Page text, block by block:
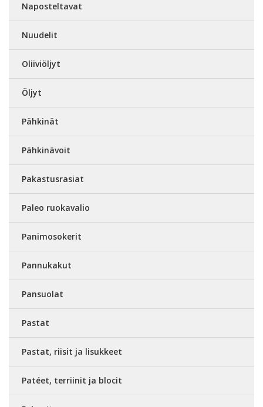
Naposteltavat
Nuudelit
Oliiviöljyt
Öljyt
Pähkinät
Pähkinävoit
Pakastusrasiat
Paleo ruokavalio
Panimosokerit
Pannukakut
Pansuolat
Pastat
Pastat, riisit ja lisukkeet
Patéet, terriinit ja blocit